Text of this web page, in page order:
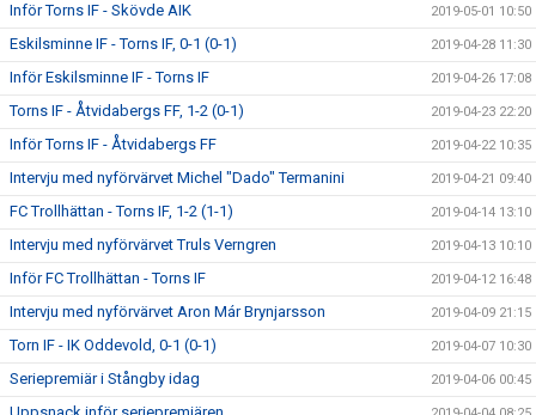
Inför Torns IF - Skövde AIK 2019-05-01 10:50
Eskilsminne IF - Torns IF, 0-1 (0-1) 2019-04-28 11:30
Inför Eskilsminne IF - Torns IF 2019-04-26 17:08
Torns IF - Åtvidabergs FF, 1-2 (0-1) 2019-04-23 22:20
Inför Torns IF - Åtvidabergs FF 2019-04-22 10:35
Intervju med nyförvärvet Michel "Dado" Termanini 2019-04-21 09:40
FC Trollhättan - Torns IF, 1-2 (1-1) 2019-04-14 13:10
Intervju med nyförvärvet Truls Verngren 2019-04-13 10:10
Inför FC Trollhättan - Torns IF 2019-04-12 16:48
Intervju med nyförvärvet Aron Már Brynjarsson 2019-04-09 21:15
Torn IF - IK Oddevold, 0-1 (0-1) 2019-04-07 10:30
Seriepremiär i Stångby idag 2019-04-06 00:45